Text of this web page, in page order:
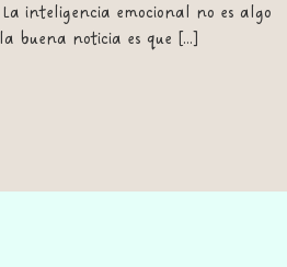
inteligencia emocional no es algo
buena noticia es que […]